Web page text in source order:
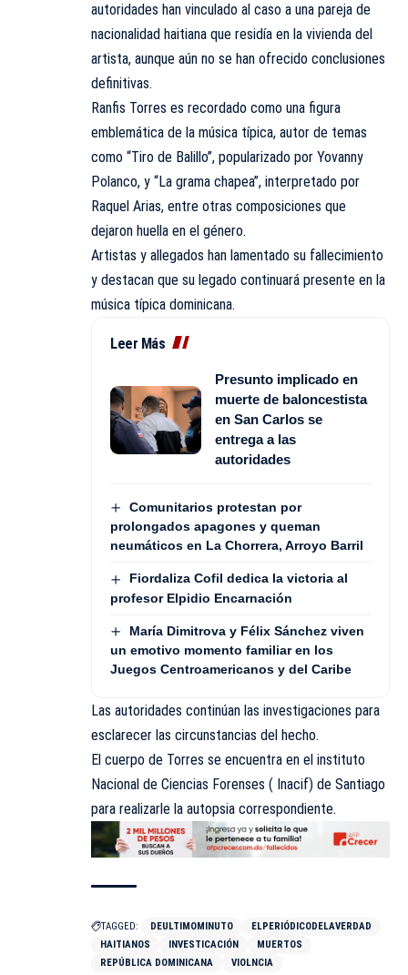
autoridades han vinculado al caso a una pareja de
nacionalidad haitiana que residía en la vivienda del
artista, aunque aún no se han ofrecido conclusiones
definitivas.
Ranfis Torres es recordado como una figura
emblemática de la música típica, autor de temas
como “Tiro de Balillo”, popularizado por Yovanny
Polanco, y “La grama chapea”, interpretado por
Raquel Arias, entre otras composiciones que
dejaron huella en el género.
Artistas y allegados han lamentado su fallecimiento
y destacan que su legado continuará presente en la
música típica dominicana.
Leer Más
Presunto implicado en
muerte de baloncestista
en San Carlos se
entrega a las
autoridades
Comunitarios protestan por
prolongados apagones y queman
neumáticos en La Chorrera, Arroyo Barril
Fiordaliza Cofil dedica la victoria al
profesor Elpidio Encarnación
María Dimitrova y Félix Sánchez viven
un emotivo momento familiar en los
Juegos Centroamericanos y del Caribe
Las autoridades continúan las investigaciones para
esclarecer las circunstancias del hecho.
El cuerpo de Torres se encuentra en el instituto
Nacional de Ciencias Forenses ( Inacif) de Santiago
para realizarle la autopsia correspondiente.
TAGGED: DEULTIMOMINUTO
ELPERIÓDICODELAVERDAD
HAITIANOS
INVESTICACIÓN
MUERTOS
REPÚBLICA DOMINICANA
VIOLNCIA